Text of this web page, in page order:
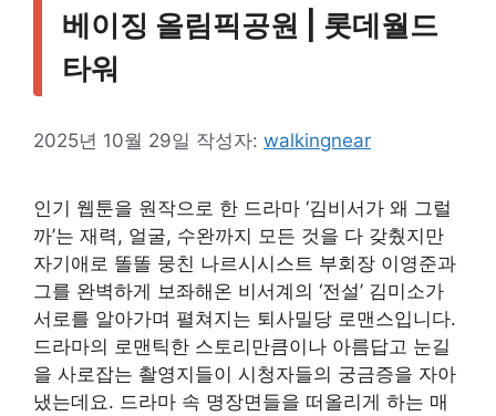
베이징 올림픽공원 | 롯데월드
타워
2025년 10월 29일 작성자: walkingnear
인기 웹툰을 원작으로 한 드라마 ‘김비서가 왜 그럴
까’는 재력, 얼굴, 수완까지 모든 것을 다 갖췄지만
자기애로 똘똘 뭉친 나르시시스트 부회장 이영준과
그를 완벽하게 보좌해온 비서계의 ‘전설’ 김미소가
서로를 알아가며 펼쳐지는 퇴사밀당 로맨스입니다.
드라마의 로맨틱한 스토리만큼이나 아름답고 눈길
을 사로잡는 촬영지들이 시청자들의 궁금증을 자아
냈는데요. 드라마 속 명장면들을 떠올리게 하는 매